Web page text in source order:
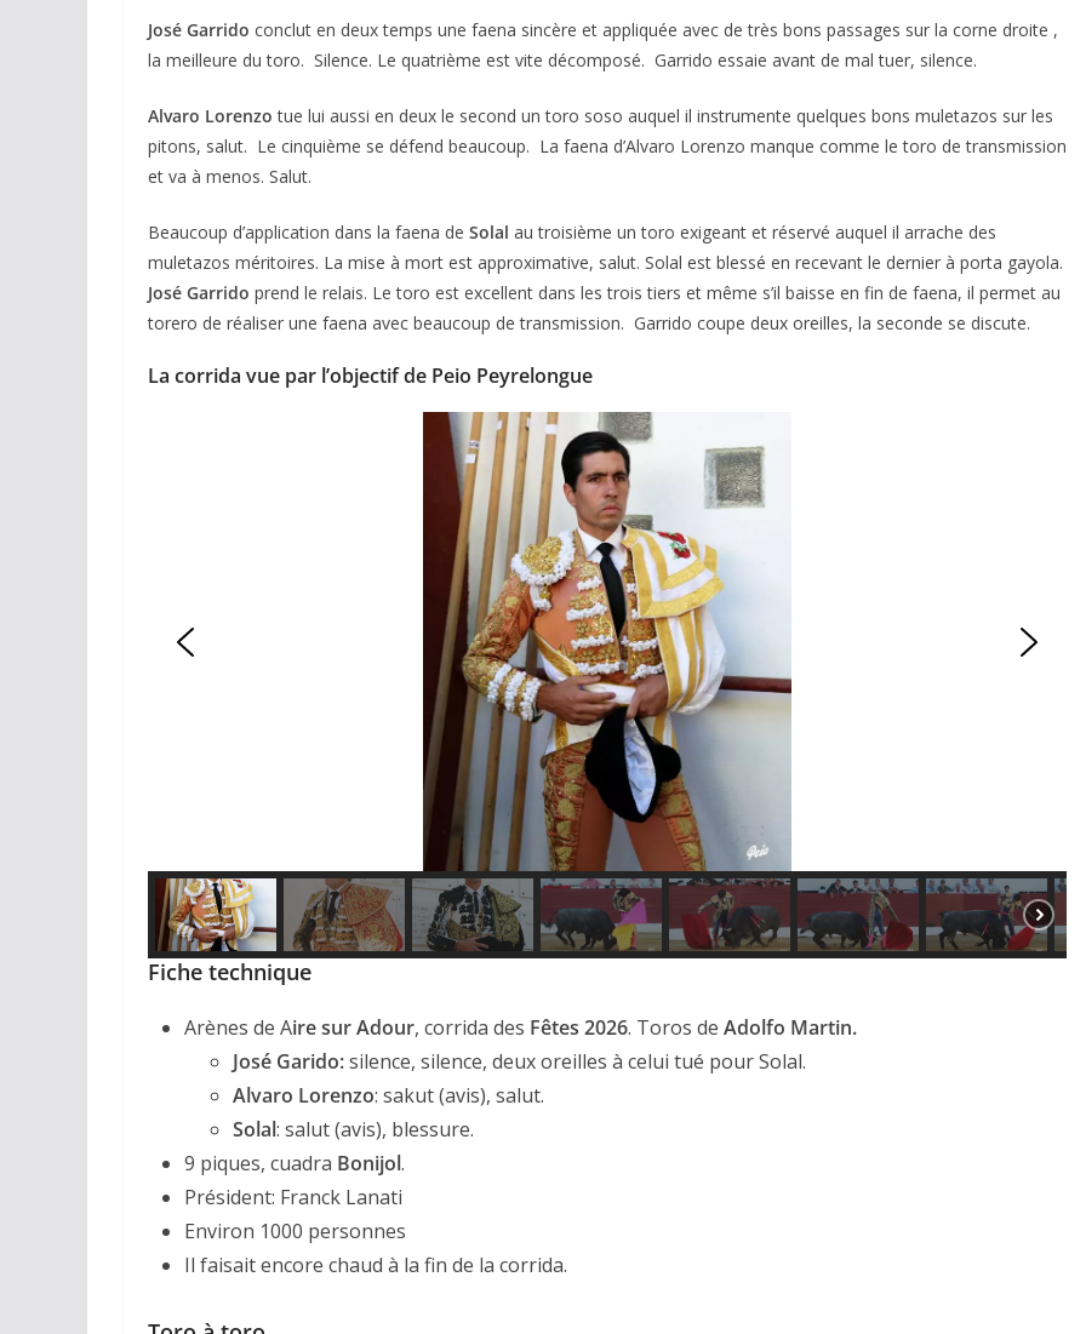
José Garrido conclut en deux temps une faena sincère et appliquée avec de très bons passages sur la corne droite ,
la meilleure du toro. Silence. Le quatrième est vite décomposé. Garrido essaie avant de mal tuer, silence.
Alvaro Lorenzo tue lui aussi en deux le second un toro soso auquel il instrumente quelques bons muletazos sur les
pitons, salut. Le cinquième se défend beaucoup. La faena d’Alvaro Lorenzo manque comme le toro de transmission
et va à menos. Salut.
Beaucoup d’application dans la faena de Solal au troisième un toro exigeant et réservé auquel il arrache des
muletazos méritoires. La mise à mort est approximative, salut. Solal est blessé en recevant le dernier à porta gayola.
José Garrido prend le relais. Le toro est excellent dans les trois tiers et même s’il baisse en fin de faena, il permet au
torero de réaliser une faena avec beaucoup de transmission. Garrido coupe deux oreilles, la seconde se discute.
La corrida vue par l’objectif de Peio Peyrelongue
Fiche technique
Arènes de Aire sur Adour, corrida des Fêtes 2026. Toros de Adolfo Martin.
José Garido:silence, silence, deux oreilles à celui tué pour Solal.
Alvaro Lorenzo: sakut (avis), salut.
Solal: salut (avis), blessure.
9 piques, cuadra Bonijol.
Président: Franck Lanati
Environ 1000 personnes
Il faisait encore chaud à la fin de la corrida.